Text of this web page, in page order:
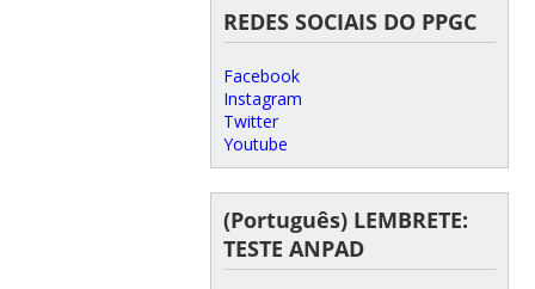
REDES SOCIAIS DO PPGC
Facebook
Instagram
Twitter
Youtube
(Português) LEMBRETE:
TESTE ANPAD